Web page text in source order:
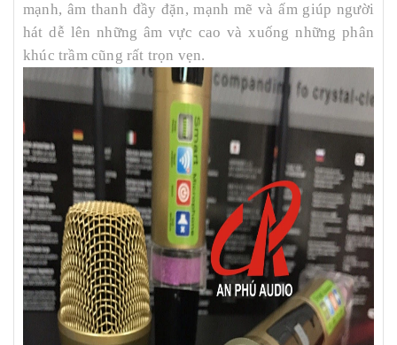
mạnh, âm thanh đầy đặn, mạnh mẽ và ấm giúp người
hát dễ lên những âm vực cao và xuống những phân
khúc trầm cũng rất trọn vẹn.